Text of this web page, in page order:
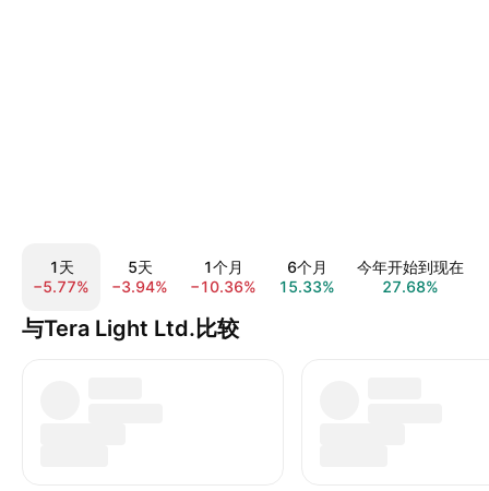
1天
−5.77%
5天
−3.94%
1个月
−10.36%
6个月
15.33%
今年开始到现在
27.68%
与Tera Light Ltd.比较